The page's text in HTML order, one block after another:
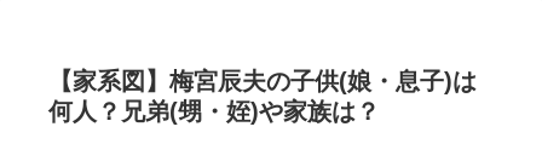
【家系図】梅宮辰夫の子供(娘・息子)は
何人？兄弟(甥・姪)や家族は？